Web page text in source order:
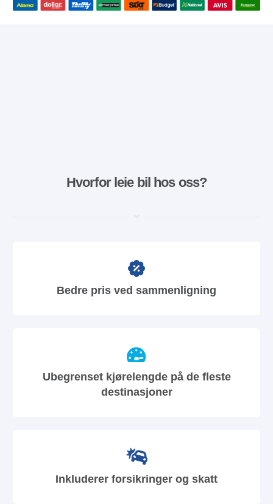
Hvorfor leie bil hos oss?
Bedre pris ved sammenligning
Ubegrenset kjørelengde på de fleste
destinasjoner
Inkluderer forsikringer og skatt